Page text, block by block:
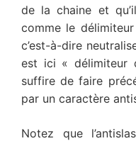
de la chaine et
comme le
c’est-à-dire
est ici « délimiteur
suffire de faire
par un caractère
Notez que